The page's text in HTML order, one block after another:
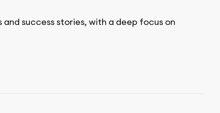
success stories, with a deep focus on